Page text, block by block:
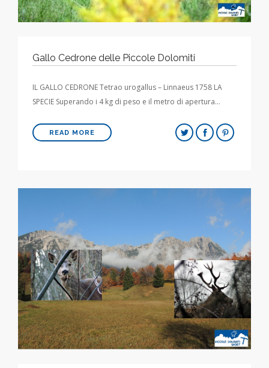
Gallo Cedrone delle Piccole Dolomiti
IL GALLO CEDRONE Tetrao urogallus – Linnaeus 1758 LA
SPECIE Superando i 4 kg di peso e il metro di apertura…
READ MORE